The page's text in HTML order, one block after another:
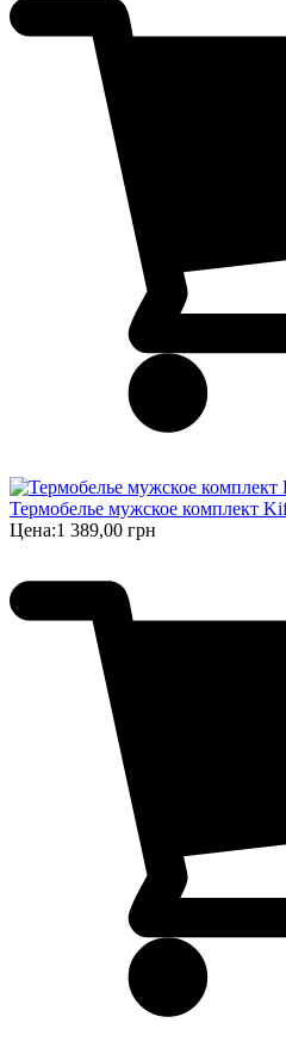
Термобелье мужское комплект
Цена:1 389,00 грн